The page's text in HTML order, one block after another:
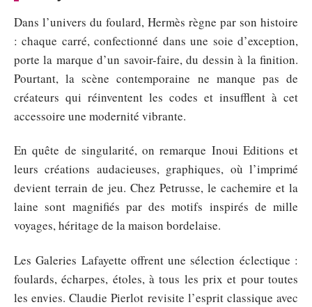
Dans l’univers du foulard, Hermès règne par son histoire
: chaque carré, confectionné dans une soie d’exception,
porte la marque d’un savoir-faire, du dessin à la finition.
Pourtant, la scène contemporaine ne manque pas de
créateurs qui réinventent les codes et insufflent à cet
accessoire une modernité vibrante.
En quête de singularité, on remarque Inoui Editions et
leurs créations audacieuses, graphiques, où l’imprimé
devient terrain de jeu. Chez Petrusse, le cachemire et la
laine sont magnifiés par des motifs inspirés de mille
voyages, héritage de la maison bordelaise.
Les Galeries Lafayette offrent une sélection éclectique :
foulards, écharpes, étoles, à tous les prix et pour toutes
les envies. Claudie Pierlot revisite l’esprit classique avec